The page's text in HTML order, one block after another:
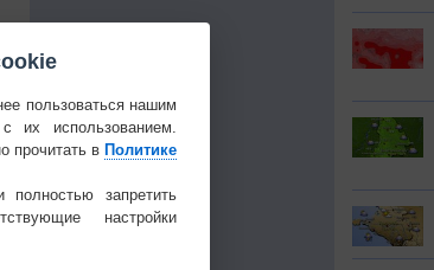
пользоваться нашим
их использованием.
прочитать в Политике
запретить
настройки